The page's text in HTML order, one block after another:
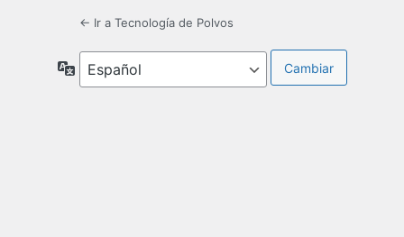
← Ir a Tecnología de Polvos
Idioma